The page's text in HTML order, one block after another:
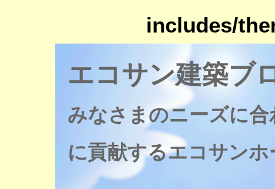
includes/
エコサン建築ブ
みなさまのニーズに
に貢献するエコサン